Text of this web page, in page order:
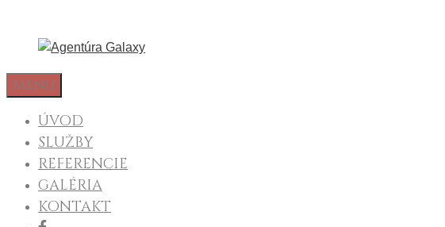
obsah
Menu
ÚVOD
SLUŽBY
REFERENCIE
GALÉRIA
KONTAKT